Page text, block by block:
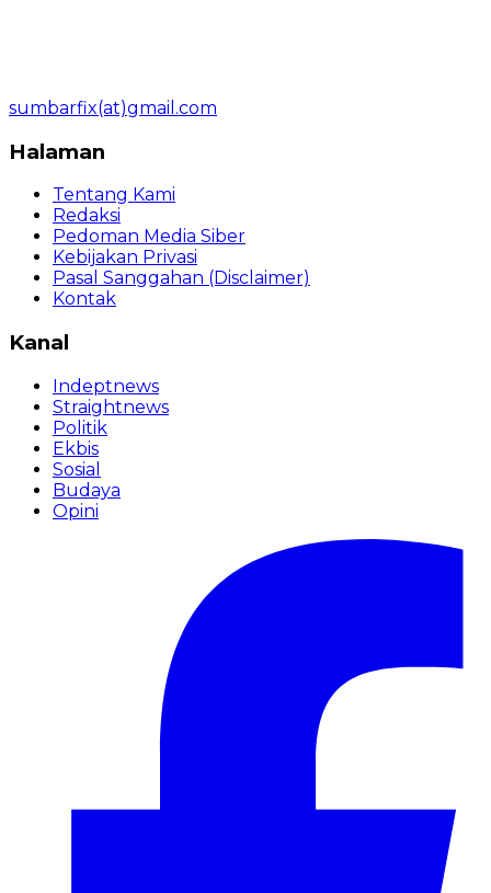
sumbarfix(at)gmail.com
Halaman
Tentang Kami
Redaksi
Pedoman Media Siber
Kebijakan Privasi
Pasal Sanggahan (Disclaimer)
Kontak
Kanal
Indeptnews
Straightnews
Politik
Ekbis
Sosial
Budaya
Opini